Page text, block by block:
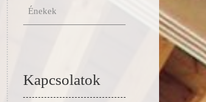
Énekek
Kapcsolatok